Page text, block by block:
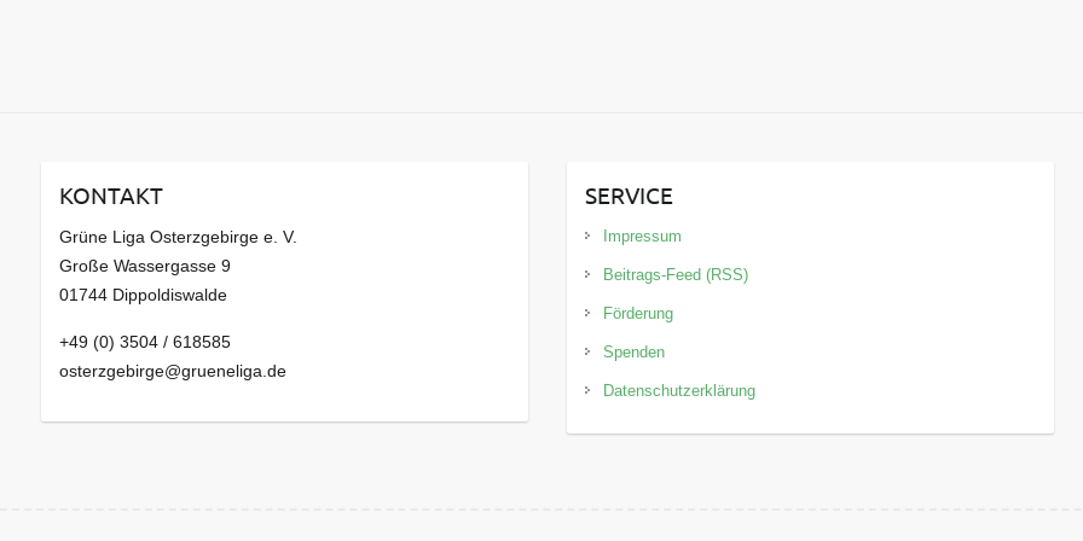
KONTAKT
Grüne Liga Osterzgebirge e. V.
Große Wassergasse 9
01744 Dippoldiswalde
+49 (0) 3504 / 618585
osterzgebirge@grueneliga.de
SERVICE
Impressum
Beitrags-Feed (RSS)
Förderung
Spenden
Datenschutzerklärung